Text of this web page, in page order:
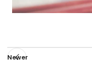
Newer